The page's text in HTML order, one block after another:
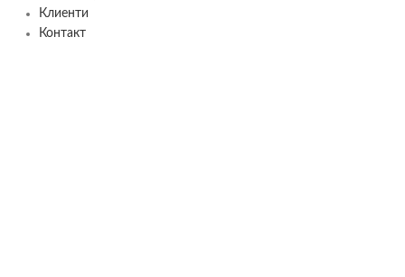
Клиенти
Контакт